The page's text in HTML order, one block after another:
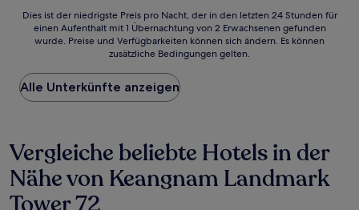
Dies
der
Preis
pro
Nacht,
den
letzten
24 Stunden
für
einen
Dies ist der niedrigste Preis pro Nacht, der in den letzten 24 Stunden für
einen Aufenthalt mit 1 Übernachtung von 2 Erwachsenen gefunden
wurde. Preise und Verfügbarkeiten können sich ändern. Es können
zusätzliche Bedingungen gelten.
Alle Unterkünfte anzeigen
Vergleiche beliebte Hotels in der
Nähe von Keangnam Landmark